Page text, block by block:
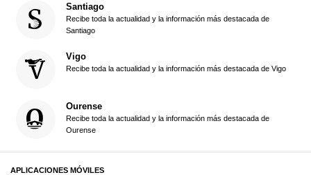
Santiago
Recibe toda la actualidad y la información más destacada de
Santiago
Vigo
Recibe toda la actualidad y la información más destacada de Vigo
Ourense
Recibe toda la actualidad y la información más destacada de
Ourense
APLICACIONES MÓVILES